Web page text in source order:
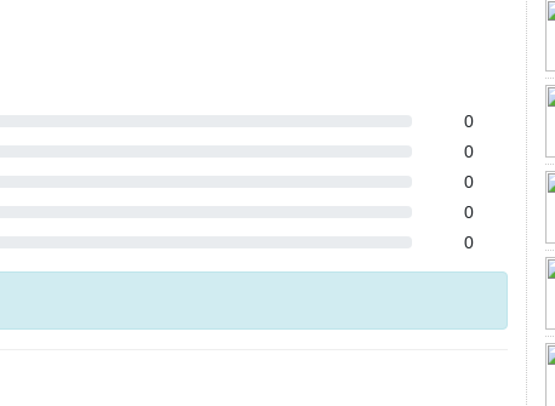
0
0
0
0
0